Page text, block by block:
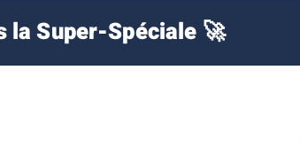
la Super-Spéciale 🚀